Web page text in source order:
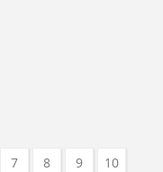
7 8 9
10